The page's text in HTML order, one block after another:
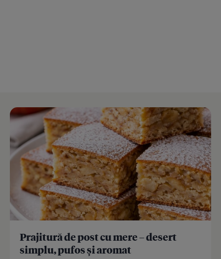
Prajitură de post cu mere – desert
simplu, pufos și aromat